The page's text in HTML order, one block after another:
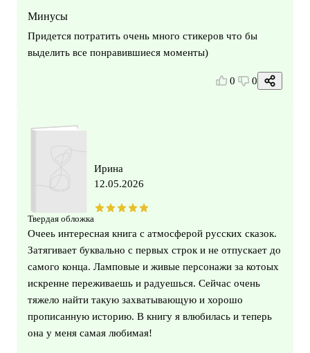
Минусы
Придется потратить очень много стикеров что бы
выделить все понравившиеся моменты)
0 0
Твердая обложка
Ирина
12.05.2026
Очееь интересная книга с атмосферой русских сказок.
Затягивает буквально с первых строк и не отпускает до
самого конца. Ламповые и живые персонажи за котоых
искренне переживаешь и радуешься. Сейчас очень
тяжело найти такую захватывающую и хорошо
прописанную историю. В книгу я влюбилась и теперь
она у меня самая любимая!